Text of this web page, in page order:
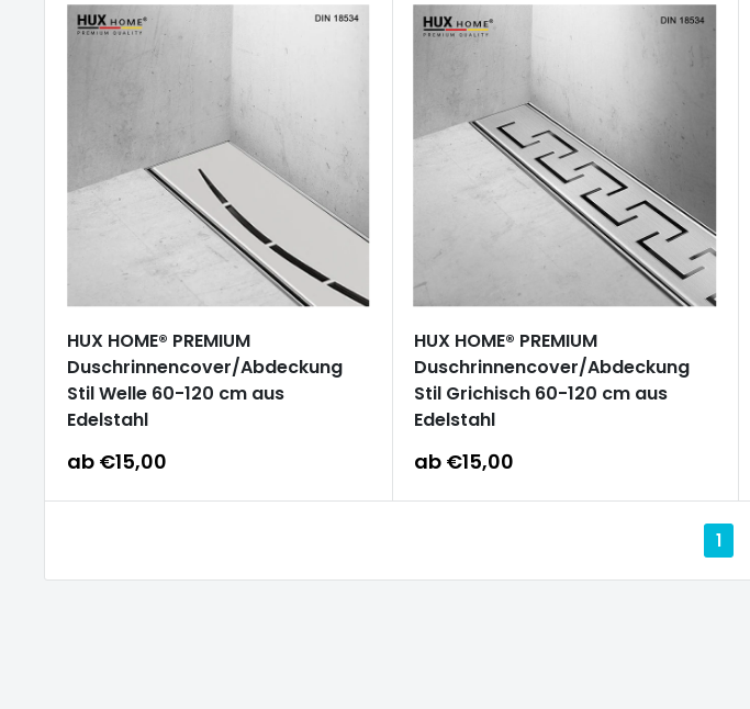
HUX HOME® PREMIUM
Duschrinnencover/Abdeckung
Stil Welle 60-120 cm aus
Edelstahl
Sonderpreis
ab €15,00
HUX HOME® PREMIUM
Duschrinnencover/Abdeckung
Stil Grichisch 60-120 cm aus
Edelstahl
Sonderpreis
ab €15,00
1